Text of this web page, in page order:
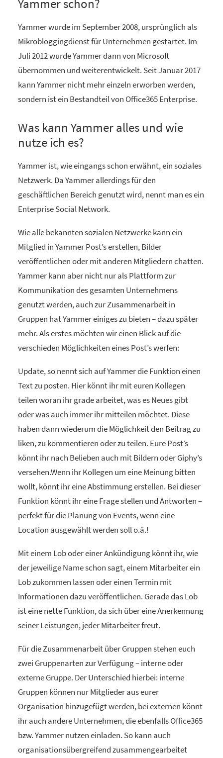
Yammer schon?
Yammer wurde im September 2008, ursprünglich als
Mikrobloggingdienst für Unternehmen gestartet. Im
Juli 2012 wurde Yammer dann von Microsoft
übernommen und weiterentwickelt. Seit Januar 2017
kann Yammer nicht mehr einzeln erworben werden,
sondern ist ein Bestandteil von Office365 Enterprise.
Was kann Yammer alles und wie
nutze ich es?
Yammer ist, wie eingangs schon erwähnt, ein soziales
Netzwerk. Da Yammer allerdings für den
geschäftlichen Bereich genutzt wird, nennt man es ein
Enterprise Social Network.
Wie alle bekannten sozialen Netzwerke kann ein
Mitglied in Yammer Post’s erstellen, Bilder
veröffentlichen oder mit anderen Mitgliedern chatten.
Yammer kann aber nicht nur als Plattform zur
Kommunikation des gesamten Unternehmens
genutzt werden, auch zur Zusammenarbeit in
Gruppen hat Yammer einiges zu bieten – dazu später
mehr. Als erstes möchten wir einen Blick auf die
verschieden Möglichkeiten eines Post’s werfen:
Update, so nennt sich auf Yammer die Funktion einen
Text zu posten. Hier könnt ihr mit euren Kollegen
teilen woran ihr grade arbeitet, was es Neues gibt
oder was auch immer ihr mitteilen möchtet. Diese
haben dann wiederum die Möglichkeit den Beitrag zu
liken, zu kommentieren oder zu teilen. Eure Post’s
könnt ihr nach Belieben auch mit Bildern oder Giphy’s
versehen.Wenn ihr Kollegen um eine Meinung bitten
wollt, könnt ihr eine Abstimmung erstellen. Bei dieser
Funktion könnt ihr eine Frage stellen und Antworten –
perfekt für die Planung von Events, wenn eine
Location ausgewählt werden soll o.ä.!
Mit einem Lob oder einer Ankündigung könnt ihr, wie
der jeweilige Name schon sagt, einem Mitarbeiter ein
Lob zukommen lassen oder einen Termin mit
Informationen dazu veröffentlichen. Gerade das Lob
ist eine nette Funktion, da sich über eine Anerkennung
seiner Leistungen, jeder Mitarbeiter freut.
Für die Zusammenarbeit über Gruppen stehen euch
zwei Gruppenarten zur Verfügung – interne oder
externe Gruppe. Der Unterschied hierbei: interne
Gruppen können nur Mitglieder aus eurer
Organisation hinzugefügt werden, bei externen könnt
ihr auch andere Unternehmen, die ebenfalls Office365
bzw. Yammer nutzen einladen. So kann auch
organisationsübergreifend zusammengearbeitet